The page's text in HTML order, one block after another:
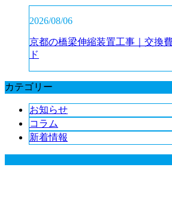
2026/08/06
京都の橋梁伸縮装置工事｜交換
ド
カテゴリー
お知らせ
コラム
新着情報